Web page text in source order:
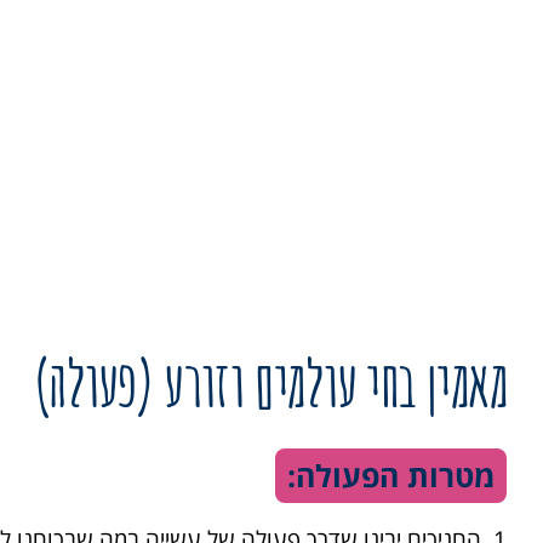
מאמין בחי עולמים וזורע (פעולה)
מטרות הפעולה: